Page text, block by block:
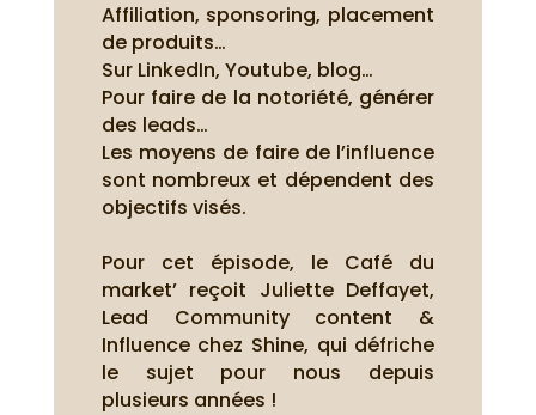
Affiliation, sponsoring, placement
de produits…
Sur LinkedIn, Youtube, blog…
Pour faire de la notoriété, générer
des leads…
Les moyens de faire de l’influence
sont nombreux et dépendent des
objectifs visés.
Pour cet épisode, le Café du
market’ reçoit Juliette Deffayet,
Lead Community content &
Influence chez Shine, qui défriche
le sujet pour nous depuis
plusieurs années !